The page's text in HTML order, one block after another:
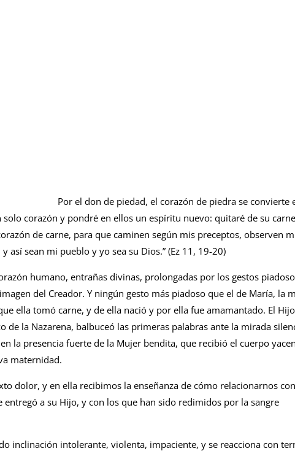
Por el don de piedad, el corazón de piedra se convierte
solo corazón y pondré en ellos un espíritu nuevo: quitaré de su
de carne, para que caminen según mis preceptos, observen
así sean mi pueblo y yo sea su Dios.” (Ez 11, 19-20)
humano, entrañas divinas, prolongadas por los gestos
del Creador. Y ningún gesto más piadoso que el de María, la
ella tomó carne, y de ella nació y por ella fue amamantado. El Hijo
de la Nazarena, balbuceó las primeras palabras ante la mirada
la presencia fuerte de la Mujer bendita, que recibió el cuerpo
maternidad.
dolor, y en ella recibimos la enseñanza de cómo relacionarnos con
a su Hijo, y con los que han sido redimidos por la sangre
inclinación intolerante, violenta, impaciente, y se reacciona con